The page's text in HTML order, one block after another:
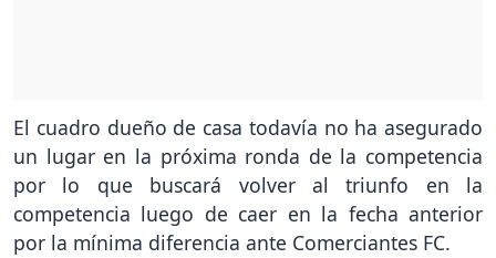
El cuadro dueño de casa todavía no ha asegurado
un lugar en la próxima ronda de la competencia
por lo que buscará volver al triunfo en la
competencia luego de caer en la fecha anterior
por la mínima diferencia ante Comerciantes FC.